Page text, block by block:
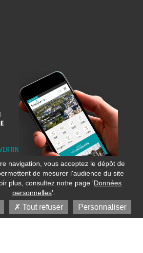
navigation, vous acceptez le dépôt de
de mesurer l'audience du site
plus, consultez notre page 'Données
personnelles'.
Tout refuser Personnaliser